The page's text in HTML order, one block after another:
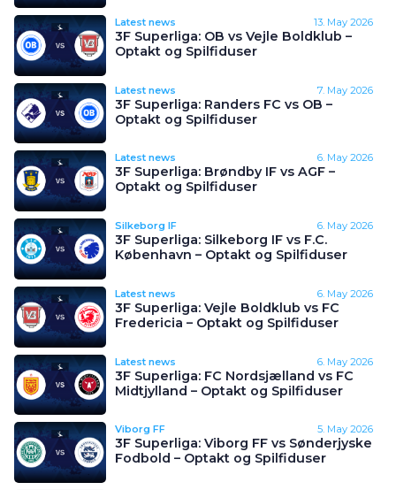
Latest news 13. May 2026
3F Superliga: OB vs Vejle Boldklub –
Optakt og Spilfiduser
Latest news 7. May 2026
3F Superliga: Randers FC vs OB –
Optakt og Spilfiduser
Latest news 6. May 2026
3F Superliga: Brøndby IF vs AGF –
Optakt og Spilfiduser
Silkeborg IF 6. May 2026
3F Superliga: Silkeborg IF vs F.C.
København – Optakt og Spilfiduser
Latest news 6. May 2026
3F Superliga: Vejle Boldklub vs FC
Fredericia – Optakt og Spilfiduser
Latest news 6. May 2026
3F Superliga: FC Nordsjælland vs FC
Midtjylland – Optakt og Spilfiduser
Viborg FF 5. May 2026
3F Superliga: Viborg FF vs Sønderjyske
Fodbold – Optakt og Spilfiduser